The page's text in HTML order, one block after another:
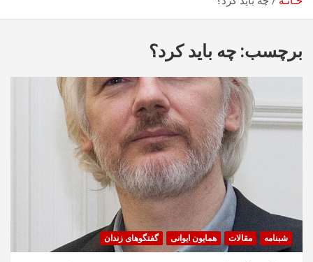
برچسب: چه باید کرد؟
شبنامه مقالات همایون ایوانی گفتگوهای زندان